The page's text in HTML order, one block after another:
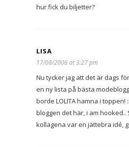
hur fick du biljetter?
LISA
17/08/2006 at 3:27 pm
Nu tycker jag att det är dags
en ny lista på bästa
borde LOLITA hamna i toppen!
bloggen det här, i am hooked..
kollagena var en jättebra idé,